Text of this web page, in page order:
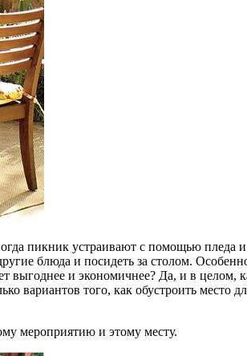
пикник устраивают с помощью пледа
блюда и посидеть за столом.
выгоднее и экономичнее? Да, и в целом,
вариантов того, как обустроить место
мероприятию и этому месту.